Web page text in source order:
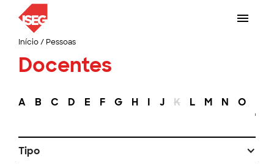
Início/ Pessoas
Docentes
A B C D E F G H I J K L M N O
Tipo